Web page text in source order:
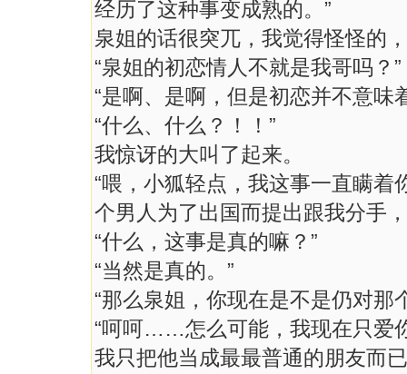
经历了这种事变成熟的。”
泉姐的话很突兀，我觉得怪怪的
“泉姐的初恋情人不就是我哥吗？”
“是啊、是啊，但是初恋并不意味
“什么、什么？！！”
我惊讶的大叫了起来。
“喂，小狐轻点，我这事一直瞒
个男人为了出国而提出跟我分手
“什么，这事是真的嘛？”
“当然是真的。”
“那么泉姐，你现在是不是仍对那
“呵呵……怎么可能，我现在只爱
我只把他当成最最普通的朋友而